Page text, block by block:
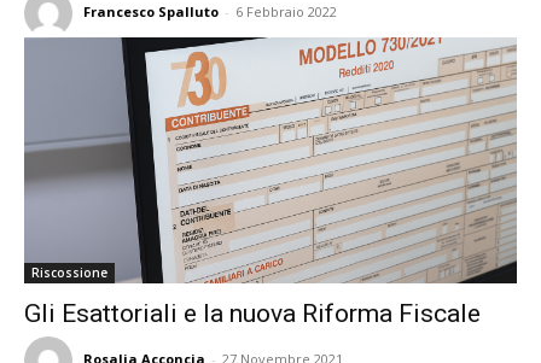
Francesco Spalluto - 6 Febbraio 2022
Riscossione
Gli Esattoriali e la nuova Riforma Fiscale
Rosalia Acconcia - 27 Novembre 2021